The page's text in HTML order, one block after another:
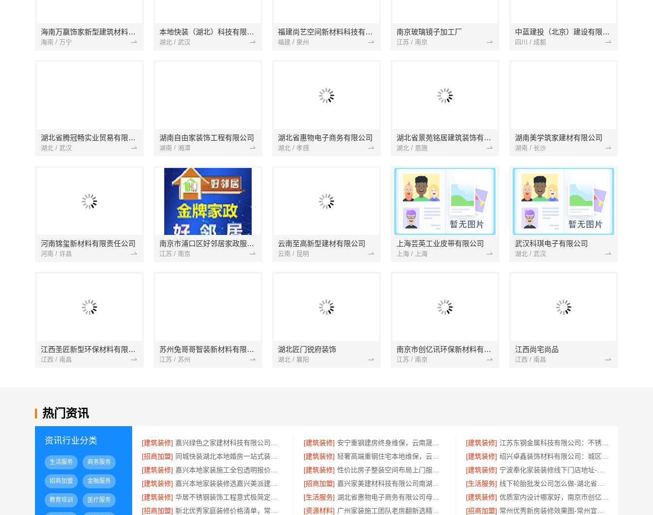
海南万赢饰家新型建筑材料有限公司
海南 / 万宁
本地快装（湖北）科技有限公司
湖北 / 武汉
福建尚艺空间新材料科技有限公司
福建 / 泉州
南京玻璃镜子加工厂
江苏 / 南京
中蓝建投（北京）建设有限公司四川第一分公司
四川 / 成都
湖北省腾冠畅实业贸易有限公司
湖北 / 武汉
湖南自由家装饰工程有限公司
湖南 / 湘潭
湖北省惠物电子商务有限公司
湖北 / 孝感
湖北省景苑铭居建筑装饰有限公司
湖北 / 恩施
湖南美学筑家建材有限公司
湖南 / 长沙
河南锦玺新材料有限责任公司
河南 / 许昌
南京市浦口区好邻居家政服务中心
江苏 / 南京
云南至高新型建材有限公司
云南 / 昆明
上海芸英工业皮带有限公司
上海 / 上海
武汉科琪电子有限公司
湖北 / 武汉
江西圣匠新型环保材料有限公司
江西 / 南昌
苏州兔哥哥智装新材料有限公司
江苏 / 苏州
湖北匠门锐府装饰
湖北 / 襄阳
南京市创亿讯环保新材料有限公司
江苏 / 南京
江西尚宅尚品
江西 / 南昌
热门资讯
资讯行业分类
生活服务 商务服务
招商加盟 金融服务
教育培训 医疗服务
[建筑装修] [建筑装修] [建筑装修]
江苏东钢金属科技有限公司：不锈钢浴室柜厂家江浙沪加盟
[招商加盟]
[建筑装修] [建筑装修]
[建筑装修]
[建筑装修] [建筑装修]
[建筑装修]
[招商加盟] [生活服务]
[建筑装修]
[生活服务] [建筑装修]
[招商加盟]
[资源材料] [招商加盟]